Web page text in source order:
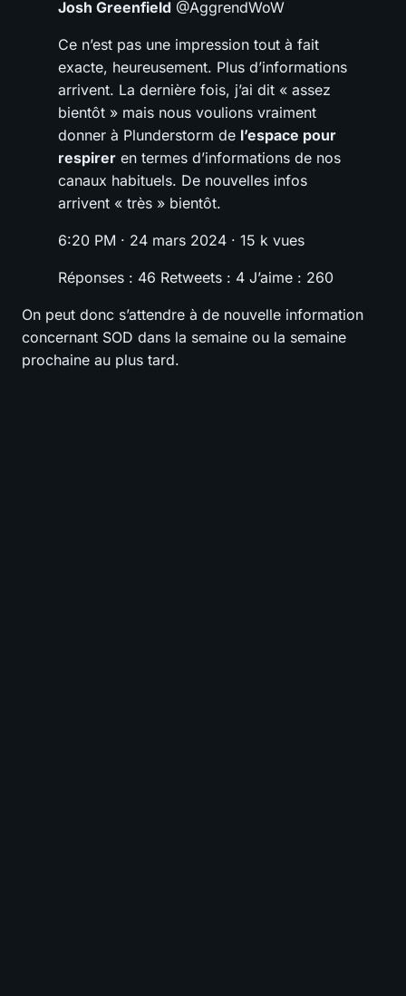
Josh Greenfield @AggrendWoW
Ce n’est pas une impression tout à fait
exacte, heureusement. Plus d’informations
arrivent. La dernière fois, j’ai dit « assez
bientôt » mais nous voulions vraiment
donner à Plunderstorm de l’espace pour
respirer en termes d’informations de nos
canaux habituels. De nouvelles infos
arrivent « très » bientôt.
6:20 PM · 24 mars 2024 · 15 k vues
Réponses : 46 Retweets : 4 J’aime : 260
On peut donc s’attendre à de nouvelle information
concernant SOD dans la semaine ou la semaine
prochaine au plus tard.